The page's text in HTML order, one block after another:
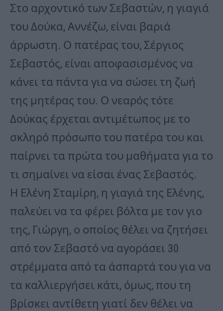
Στο αρχοντικό των Σεβαστών, η γιαγιά
του Δούκα, Αννέζω, είναι βαριά
άρρωστη. Ο πατέρας του, Σέργιος
Σεβαστός, είναι αποφασισμένος να
κάνει τα πάντα για να σώσει τη ζωή
της μητέρας του. Ο νεαρός τότε
Δούκας έρχεται αντιμέτωπος με το
σκληρό πρόσωπο του πατέρα του και
παίρνει τα πρώτα του μαθήματα για το
τι σημαίνει να είσαι ένας Σεβαστός.
Η Ελένη Σταμίρη, η γιαγιά της Ελένης,
παλεύει να τα φέρει βόλτα με τον γιο
της, Γιώργη, ο οποίος θέλει να ζητήσει
από τον Σεβαστό να αγοράσει 30
στρέμματα από τα άσπαρτά του για να
τα καλλιεργήσει κάτι, όμως, που τη
βρίσκει αντίθετη γιατί δεν θέλει να